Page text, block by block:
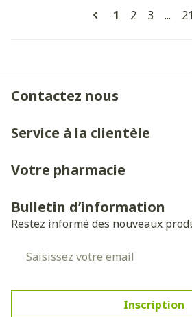
Pages
Vous lisez
1 Page
2 Page
3 ... 21
Contactez nous
Service à la clientèle
Votre pharmacie
Bulletin d’information
Restez informé des nouveaux
Inscription